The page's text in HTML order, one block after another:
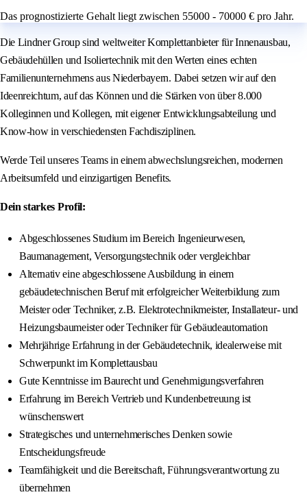
Das prognostizierte Gehalt liegt zwischen 55000 - 70000 € pro Jahr.
Die Lindner Group sind weltweiter Komplettanbieter für Innenausbau,
Gebäudehüllen und Isoliertechnik mit den Werten eines echten
Familienunternehmens aus Niederbayern. Dabei setzen wir auf den
Ideenreichtum, auf das Können und die Stärken von über 8.000
Kolleginnen und Kollegen, mit eigener Entwicklungsabteilung und
Know-how in verschiedensten Fachdisziplinen.
Werde Teil unseres Teams in einem abwechslungsreichen, modernen
Arbeitsumfeld und einzigartigen Benefits.
Dein starkes Profil:
Abgeschlossenes Studium im Bereich Ingenieurwesen,
Baumanagement, Versorgungstechnik oder vergleichbar
Alternativ eine abgeschlossene Ausbildung in einem
gebäudetechnischen Beruf mit erfolgreicher Weiterbildung zum
Meister oder Techniker, z.B. Elektrotechnikmeister, Installateur- und
Heizungsbaumeister oder Techniker für Gebäudeautomation
Mehrjährige Erfahrung in der Gebäudetechnik, idealerweise mit
Schwerpunkt im Komplettausbau
Gute Kenntnisse im Baurecht und Genehmigungsverfahren
Erfahrung im Bereich Vertrieb und Kundenbetreuung ist
wünschenswert
Strategisches und unternehmerisches Denken sowie
Entscheidungsfreude
Teamfähigkeit und die Bereitschaft, Führungsverantwortung zu
übernehmen